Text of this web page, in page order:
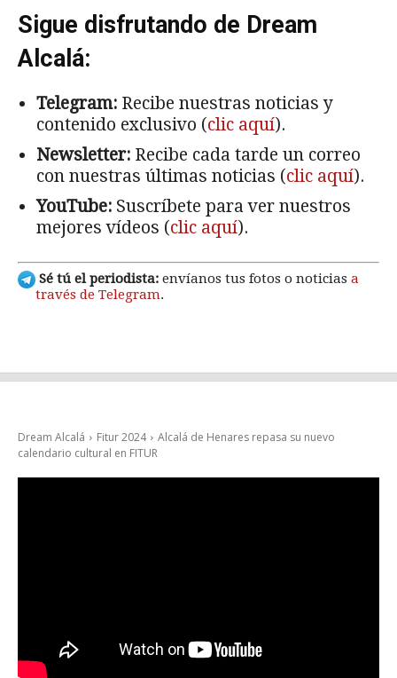
Sigue disfrutando de Dream
Alcalá:
Telegram: Recibe nuestras noticias y
contenido exclusivo (clic aquí).
Newsletter: Recibe cada tarde un correo
con nuestras últimas noticias (clic aquí).
YouTube: Suscríbete para ver nuestros
mejores vídeos (clic aquí).
Sé tú el periodista: envíanos tus fotos o noticias a
través de Telegram.